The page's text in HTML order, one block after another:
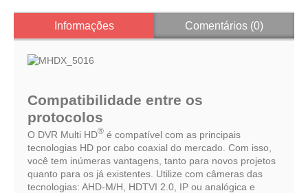
Informações Comentários (0)
Compatibilidade entre os
protocolos
O DVR Multi HD® é compatível com as principais
tecnologias HD por cabo coaxial do mercado. Com isso,
você tem inúmeras vantagens, tanto para novos projetos
quanto para os já existentes. Utilize com câmeras das
tecnologias: AHD-M/H, HDTVI 2.0, IP ou analógica e